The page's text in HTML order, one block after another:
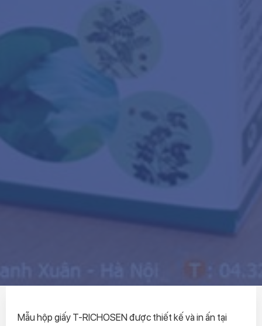
Mẫu hộp giấy T-RICHOSEN được thiết kế và in ấn tại